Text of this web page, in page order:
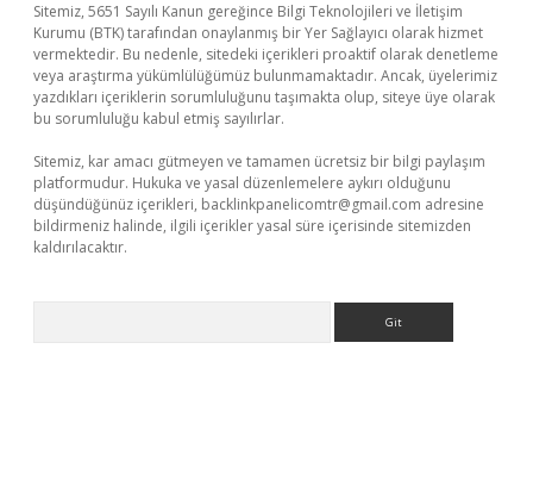
Sitemiz, 5651 Sayılı Kanun gereğince Bilgi Teknolojileri ve İletişim
Kurumu (BTK) tarafından onaylanmış bir Yer Sağlayıcı olarak hizmet
vermektedir. Bu nedenle, sitedeki içerikleri proaktif olarak denetleme
veya araştırma yükümlülüğümüz bulunmamaktadır. Ancak, üyelerimiz
yazdıkları içeriklerin sorumluluğunu taşımakta olup, siteye üye olarak
bu sorumluluğu kabul etmiş sayılırlar.
Sitemiz, kar amacı gütmeyen ve tamamen ücretsiz bir bilgi paylaşım
platformudur. Hukuka ve yasal düzenlemelere aykırı olduğunu
düşündüğünüz içerikleri, backlinkpanelicomtr@gmail.com adresine
bildirmeniz halinde, ilgili içerikler yasal süre içerisinde sitemizden
kaldırılacaktır.